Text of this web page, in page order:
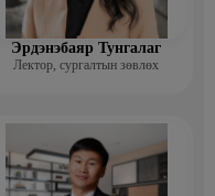
Эрдэнэбаяр Тунгалаг
Лектор, сургалтын зөвлөх